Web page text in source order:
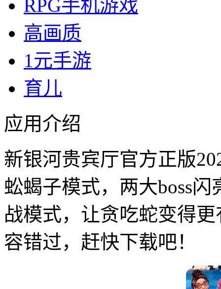
RPG手机游戏
高画质
1元手游
育儿
应用介绍
新银河贵宾厅官方正版
蚣蝎子模式，两大boss
战模式，让贪吃蛇变得
容错过，赶快下载吧！